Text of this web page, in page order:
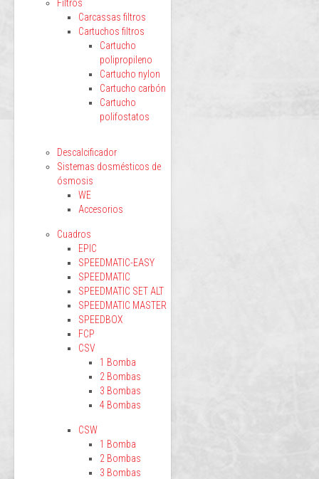
Filtros
Carcassas filtros
Cartuchos filtros
Cartucho
polipropileno
Cartucho nylon
Cartucho carbón
Cartucho
polifostatos
Descalcificador
Sistemas dosmésticos de
ósmosis
WE
Accesorios
Cuadros
EPIC
SPEEDMATIC-EASY
SPEEDMATIC
SPEEDMATIC SET ALT
SPEEDMATIC MASTER
SPEEDBOX
FCP
CSV
1 Bomba
2 Bombas
3 Bombas
4 Bombas
CSW
1 Bomba
2 Bombas
3 Bombas